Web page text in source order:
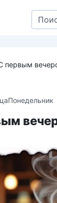
Search
for:
первым
Понедельник